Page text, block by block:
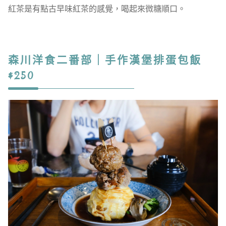
紅茶是有點古早味紅茶的感覺，喝起來微糖順口。
森川洋食二番部｜手作漢堡排蛋包飯
$250